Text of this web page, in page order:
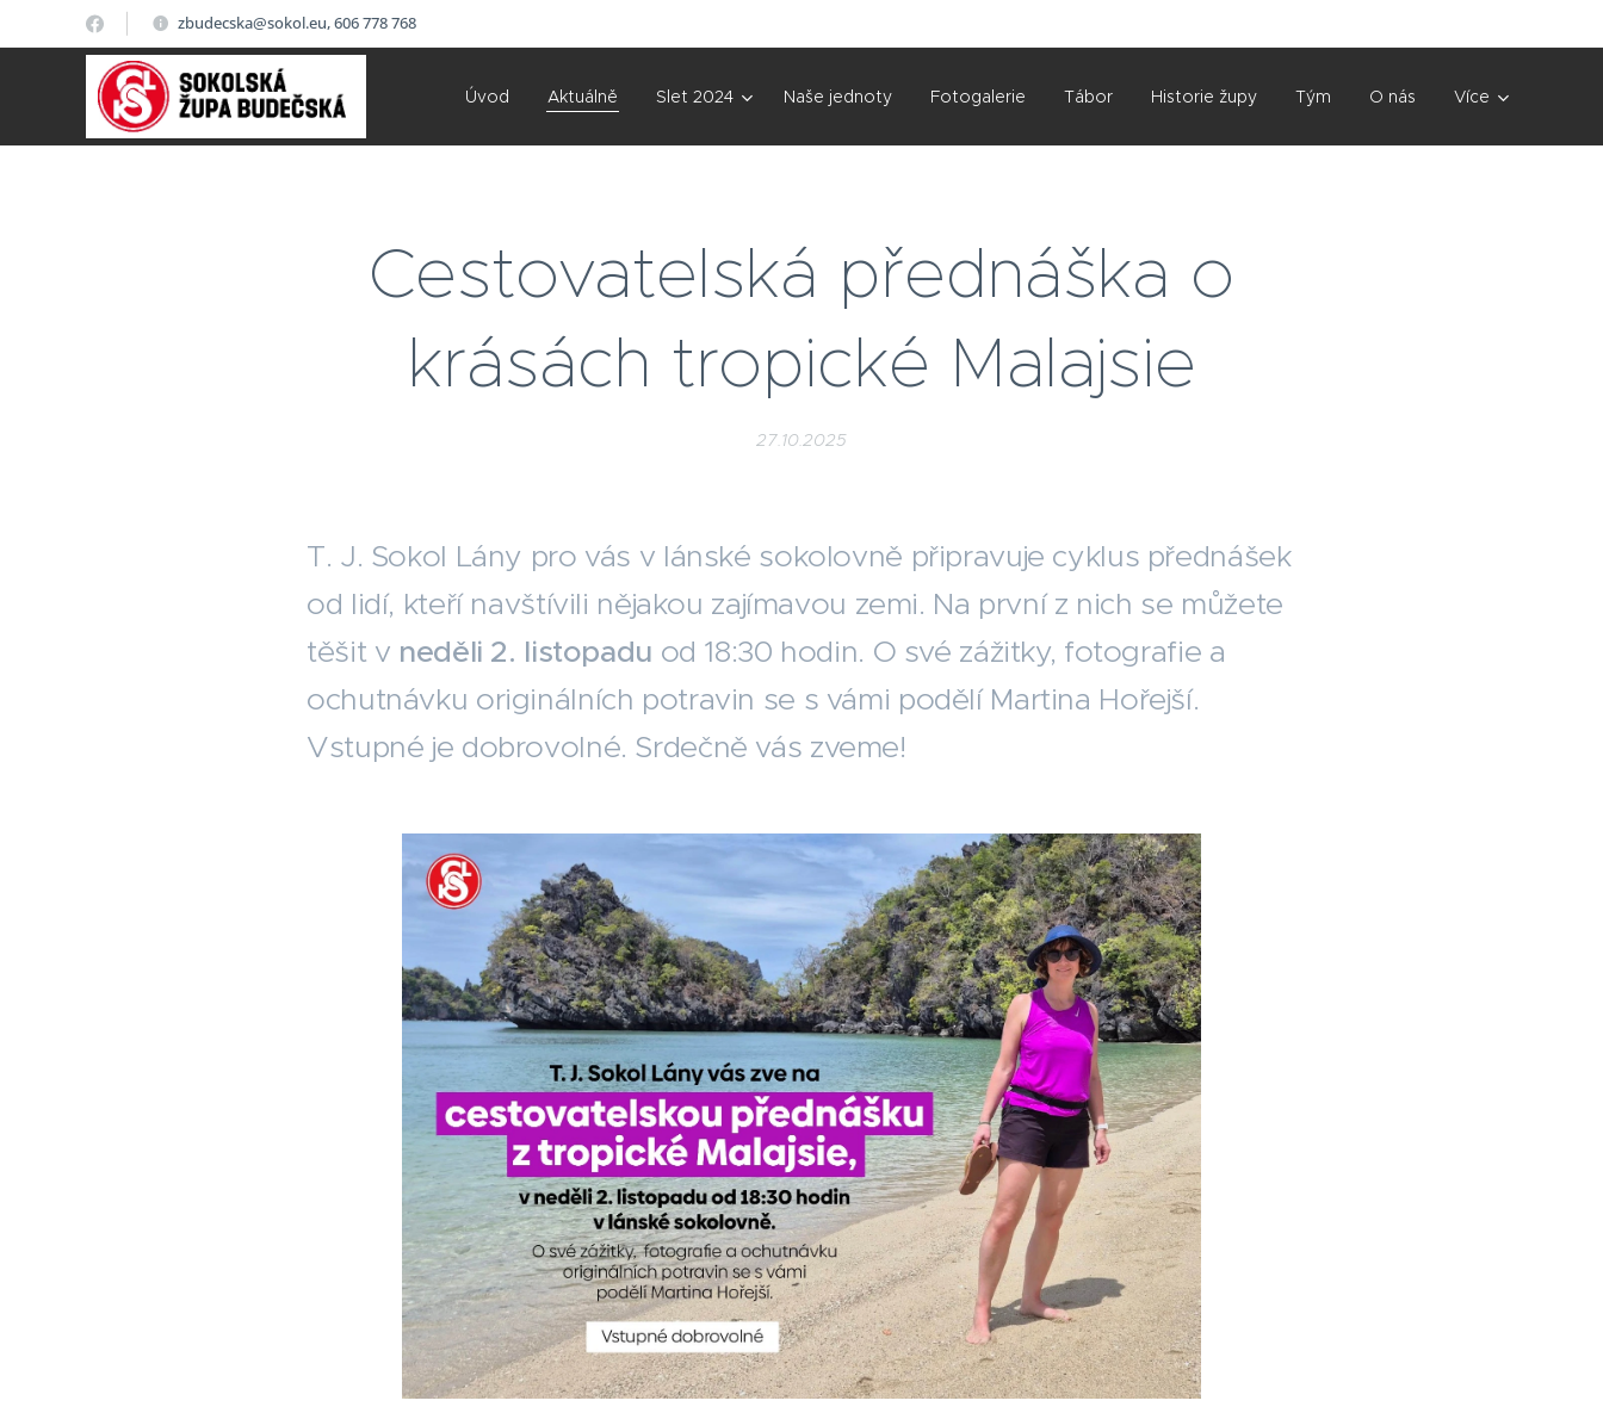
zbudecska@sokol.eu, 606 778 768
Úvod Aktuálně Slet 2024 Naše jednoty Fotogalerie Tábor Historie župy Tým O nás Více
Cestovatelská přednáška o
krásách tropické Malajsie
27.10.2025
T. J. Sokol Lány pro vás v lánské sokolovně připravuje cyklus přednášek
od lidí, kteří navštívili nějakou zajímavou zemi. Na první z nich se můžete
těšit v neděli 2. listopadu od 18:30 hodin. O své zážitky, fotografie a
ochutnávku originálních potravin se s vámi podělí Martina Hořejší.
Vstupné je dobrovolné. Srdečně vás zveme!